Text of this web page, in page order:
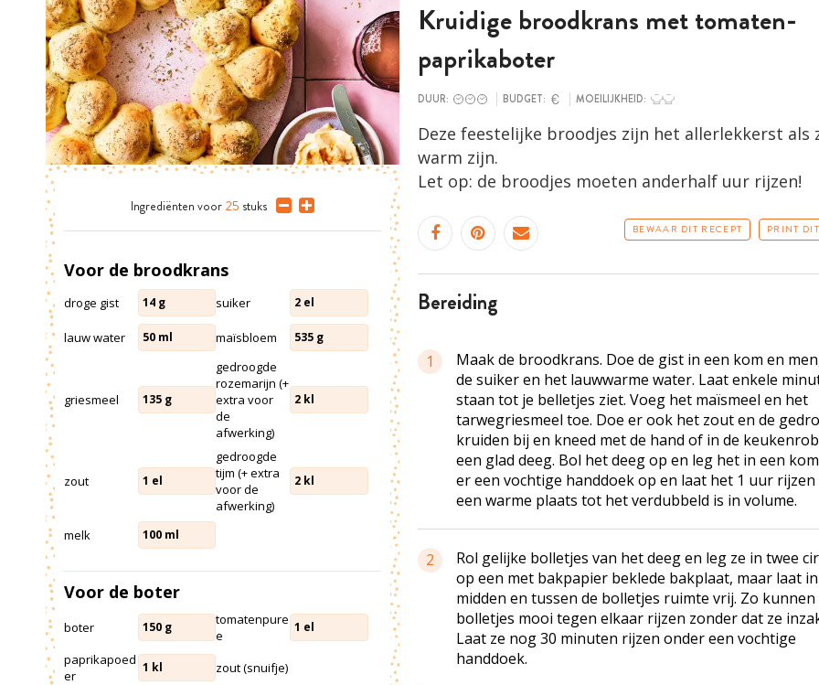
Kruidige broodkrans met tomaten-
paprikaboter
DUUR: BUDGET: MOEILIJKHEID:
Deze feestelijke broodjes zijn het allerlekkerst als
warm zijn.
Let op: de broodjes moeten anderhalf uur rijzen!
BEWAAR DIT RECEPT PRINT
bereiding
1
Maak de broodkrans. Doe de gist in een kom en
de suiker en het lauwwarme water. Laat enkele
staan tot je belletjes ziet. Voeg het maïsmeel en het
tarwegriesmeel toe. Doe er ook het zout en de
kruiden bij en kneed met de hand of in de
een glad deeg. Bol het deeg op en leg het in een
er een vochtige handdoek op en laat het 1 uur
een warme plaats tot het verdubbeld is in volume.
2
Rol gelijke bolletjes van het deeg en leg ze in twee
op een met bakpapier beklede bakplaat, maar laat
midden en tussen de bolletjes ruimte vrij. Zo kunnen
bolletjes mooi tegen elkaar rijzen zonder dat ze
Laat ze nog 30 minuten rijzen onder een vochtige
handdoek.
Ingrediënten voor 25 stuks
Voor de broodkrans
droge gist 14 g suiker 2 el
lauw water 50 ml maïsbloem 535 g
griesmeel 135 g
gedroogde
rozemarijn (+
extra voor
de
afwerking)
2 kl
zout 1 el
gedroogde
tijm (+ extra
voor de
afwerking)
2 kl
melk 100 ml
Voor de boter
boter 150 g
tomatenpure
e
1 el
paprikapoed
er
1 kl zout (snuifje)